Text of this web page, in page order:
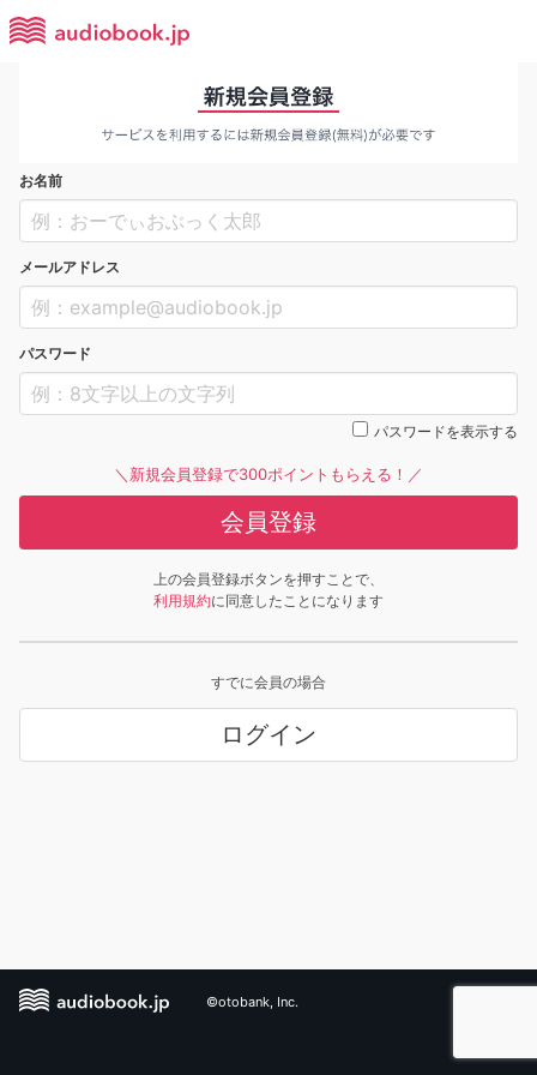
お名前
メールアドレス
パスワード
パスワードを表示する
＼新規会員登録で300ポイントもらえる！／
会員登録
上の会員登録ボタンを押すことで、
利用規約に同意したことになります
すでに会員の場合
ログイン
©otobank, Inc.